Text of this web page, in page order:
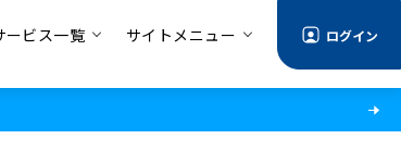
ービス一覧 サイトメニュー ログイン